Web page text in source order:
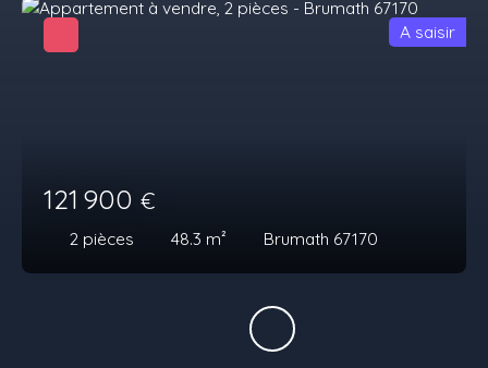
121 900 €
2 pièces 48.3 m² Brumath 67170
A saisir